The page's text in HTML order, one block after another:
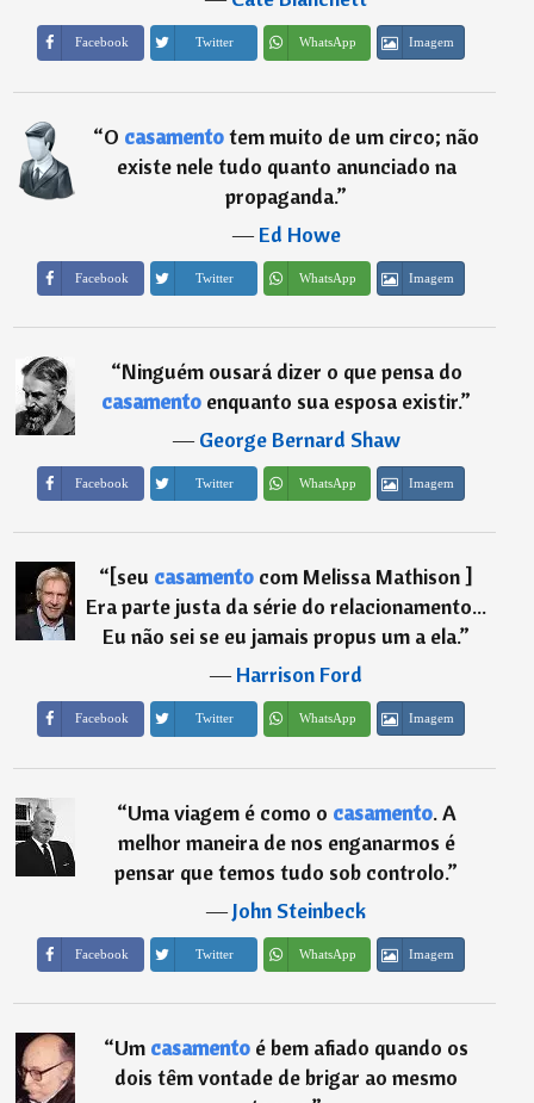
Facebook Twitter WhatsApp Imagem
“O casamentotem muito de um circo; não
existe nele tudo quanto anunciado na
propaganda.”
―Ed Howe
Facebook Twitter WhatsApp Imagem
“Ninguém ousará dizer o que pensa do
casamento enquanto sua esposa existir.”
―George Bernard Shaw
Facebook Twitter WhatsApp Imagem
“[seu casamento com Melissa Mathison ]
Era parte justa da série do relacionamento...
Eu não sei se eu jamais propus um a ela.”
―Harrison Ford
Facebook Twitter WhatsApp Imagem
“Uma viagem é como o casamento. A
melhor maneira de nos enganarmos é
pensar que temos tudo sob controlo.”
―John Steinbeck
Facebook Twitter WhatsApp Imagem
“Um casamento é bem afiado quando os
dois têm vontade de brigar ao mesmo